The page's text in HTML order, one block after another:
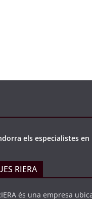
els especialistes
RIERA
és una empresa